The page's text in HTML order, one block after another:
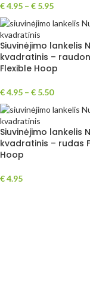
€4.95 – € 5.95
Siuvinėjimo lankelis
kvadratinis –
Flexible Hoop
€4.95 – € 5.50
Siuvinėjimo lankelis
kvadratinis – rudas
Hoop
€4.95